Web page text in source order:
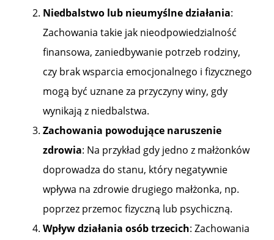
Niedbalstwo lub nieumyślne działania:
Zachowania takie jak nieodpowiedzialność
finansowa, zaniedbywanie potrzeb rodziny,
czy brak wsparcia emocjonalnego i fizycznego
mogą być uznane za przyczyny winy, gdy
wynikają z niedbalstwa​​.
Zachowania powodujące naruszenie
zdrowia: Na przykład gdy jedno z małżonków
doprowadza do stanu, który negatywnie
wpływa na zdrowie drugiego małżonka, np.
poprzez przemoc fizyczną lub psychiczną​​.
Wpływ działania osób trzecich: Zachowania